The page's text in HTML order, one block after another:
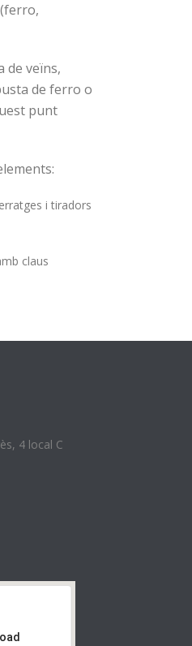
de veïns,
de ferro o
punt
i tiradors
claus
4 local C